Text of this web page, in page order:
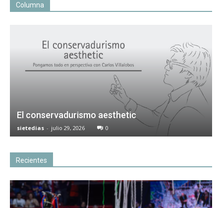
Columna
El conservadurismo aesthetic
sietedias - julio 29, 2026 0
Recientes